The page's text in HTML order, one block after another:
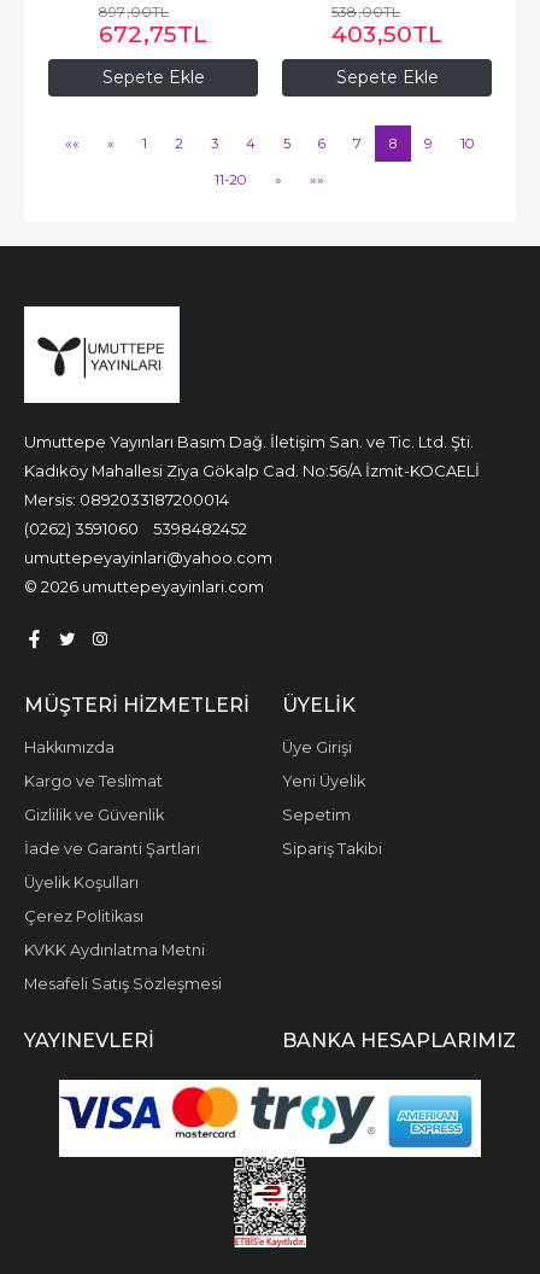
Sepete Ekle
897,00TL
672,75TL
Sepete Ekle
538,00TL
403,50TL
«« « 1 2 3 4 5 6 7 8 9 10
11-20 » »»
Umuttepe Yayınları Basım Dağ. İletişim San. ve Tic. Ltd. Şti.
Kadıköy Mahallesi Ziya Gökalp Cad. No:56/A İzmit-KOCAELİ
Mersis: 0892033187200014
(0262) 3591060
5398482452
umuttepeyayinlari@yahoo.com
© 2026 umuttepeyayinlari.com
MÜŞTERI HIZMETLERI
Hakkımızda
Kargo ve Teslimat
Gizlilik ve Güvenlik
İade ve Garanti Şartları
Üyelik Koşulları
Çerez Politikası
KVKK Aydınlatma Metni
Mesafeli Satış Sözleşmesi
ÜYELIK
Üye Girişi
Yeni Üyelik
Sepetim
Sipariş Takibi
YAYINEVLERI BANKA HESAPLARIMIZ